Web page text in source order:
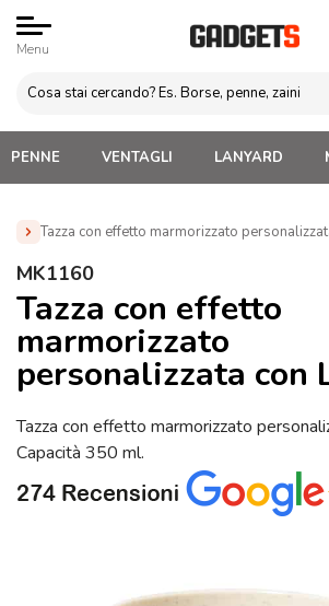
Menu
PENNE VENTAGLI LANYARD
Tazza con effetto marmorizzato
Home »
(MK1160)
MK1160
Tazza con effetto
marmorizzato
personalizzata con
Tazza con effetto marmorizzato
Capacità 350 ml.